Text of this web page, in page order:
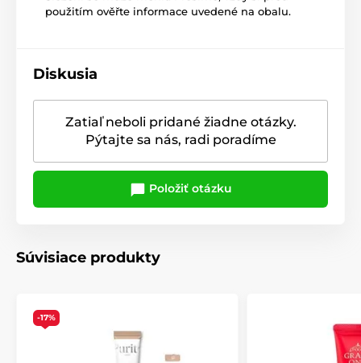
použitím ověřte informace uvedené na obalu.
Diskusia
Zatiaľ neboli pridané žiadne otázky.
Pýtajte sa nás, radi poradíme
Položiť otázku
Súvisiace produkty
-17%